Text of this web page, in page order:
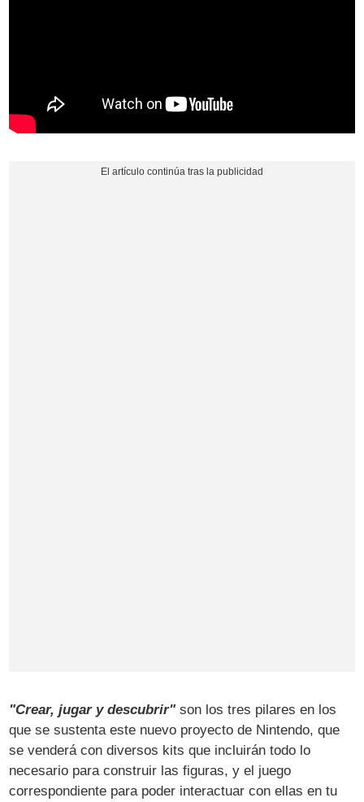
"Crear, jugar y descubrir" son los tres pilares en los
que se sustenta este nuevo proyecto de Nintendo, que
se venderá con diversos kits que incluirán todo lo
necesario para construir las figuras, y el juego
correspondiente para poder interactuar con ellas en tu